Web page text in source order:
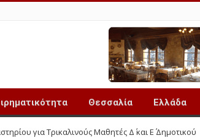
Θεσσαλία Ελλάδα
για Τρικαλινούς Μαθητές Δ΄ και Ε΄ Δημοτικού